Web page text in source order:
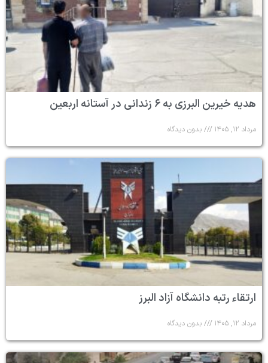
هدیه خیرین البرزی به ۶ زندانی در آستانه اربعین
مرداد ۱۲, ۱۴۰۵ بدون دیدگاه
ارتقاء رتبه دانشگاه آزاد البرز
مرداد ۱۲, ۱۴۰۵ بدون دیدگاه